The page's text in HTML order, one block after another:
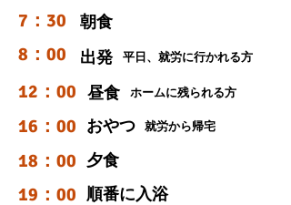
7：30 朝食
8：00 出発 平日、就労に行かれる方
12：00 昼食 ホームに残られる方
16：00 おやつ 就労から帰宅
18：00 夕食
19：00 順番に入浴